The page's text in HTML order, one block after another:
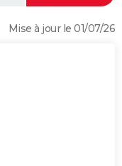
Mise à jour le 01/07/26